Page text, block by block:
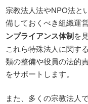
宗教法人法やNPO法と
備しておくべき組織運
ンプライアンス体制を
これら特殊法人に関す
類の整備や役員の法的
をサポートします。
また、多くの宗教法人